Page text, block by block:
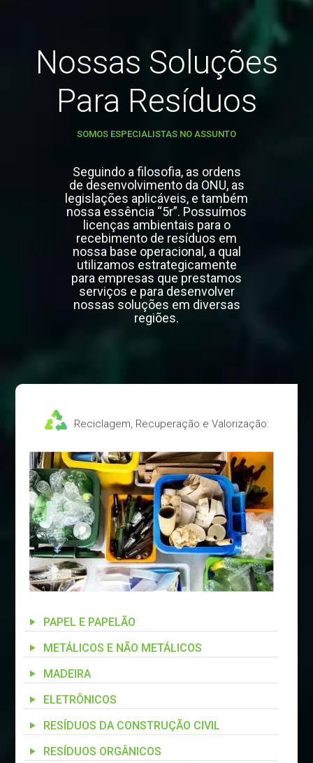
Nossas Soluções
Para Resíduos
SOMOS ESPECIALISTAS NO ASSUNTO
Seguindo a filosofia, as ordens
de desenvolvimento da ONU, as
legislações aplicáveis, e também
nossa essência “5r”. Possuímos
licenças ambientais para o
recebimento de resíduos em
nossa base operacional, a qual
utilizamos estrategicamente
para empresas que prestamos
serviços e para desenvolver
nossas soluções em diversas
regiões.
Reciclagem, Recuperação e Valorização:
PAPEL E PAPELÃO
METÁLICOS E NÃO METÁLICOS
MADEIRA
ELETRÔNICOS
RESÍDUOS DA CONSTRUÇÃO CIVIL
RESÍDUOS ORGÂNICOS